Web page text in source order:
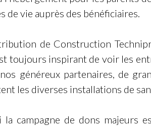
de vie auprès des bénéficiaires.
de Construction
toujours inspirant de voir les
généreux partenaires, de
les diverses installations de
la campagne de dons majeurs